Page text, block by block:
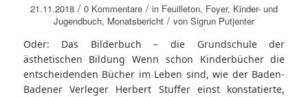
21.11.2018 / 0 Kommentare / in Feuilleton, Foyer, Kinder- und
Jugendbuch, Monatsbericht / von Sigrun Putjenter
Oder: Das Bilderbuch – die Grundschule der
ästhetischen Bildung Wenn schon Kinderbücher die
entscheidenden Bücher im Leben sind, wie der Baden-
Badener Verleger Herbert Stuffer einst konstatierte,